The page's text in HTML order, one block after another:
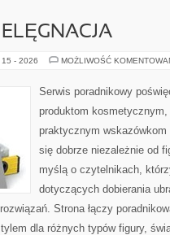
15 - 2026 MOŻLIWOŚĆ
Serwis poradnikowy
produktom
praktycznym
się dobrze niezależnie od
myślą o czytelnikach,
dotyczących dobierania
Strona łączy
dla różnych typów figury,